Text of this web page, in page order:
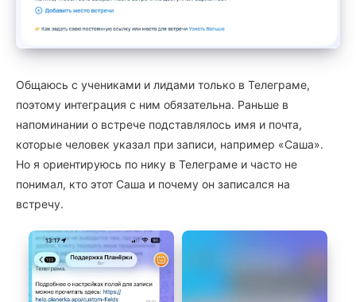
Общаюсь с учениками и лидами только в Телеграме,
поэтому интеграция с ним обязательна. Раньше в
напоминании о встрече подставлялось имя и почта,
которые человек указал при записи, например «Саша».
Но я ориентируюсь по нику в Телеграме и часто не
понимал, кто этот Саша и почему он записался на
встречу.